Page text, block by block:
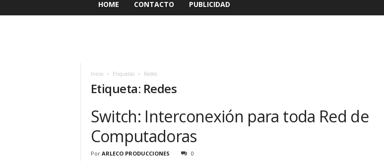
HOME CONTACTO PUBLICIDAD
Inicio Etiquetas Redes
Etiqueta: Redes
Switch: Interconexión para toda Red de
Computadoras
Por ARLECO PRODUCCIONES 0